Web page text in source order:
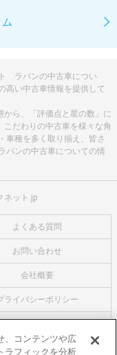
ラパンの中古車につい
高い中古車情報を提供して
ら、「評価点と星の数」に
だわりの中古車を様々な角
車種を多く取り揃え、皆さ
パンの中古車についての情
ネット.jp
よくある質問
お問い合わせ
会社概要
ライバシーポリシー
、コンテンツや広
ラフィックを分析